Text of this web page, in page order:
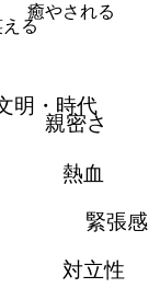
癒やされる
える
明・時代
親密さ
熱血
緊張感
対立性